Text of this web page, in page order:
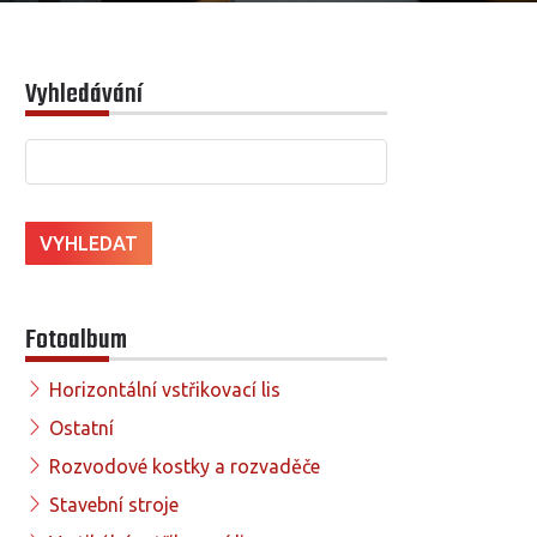
Vyhledávání
Fotoalbum
Horizontální vstřikovací lis
Ostatní
Rozvodové kostky a rozvaděče
Stavební stroje